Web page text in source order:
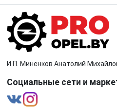
И.П. Миненков Анатолий
Социальные сети и